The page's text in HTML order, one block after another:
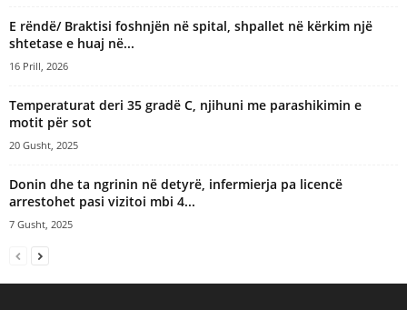
E rëndë/ Braktisi foshnjën në spital, shpallet në kërkim një
shtetase e huaj në...
16 Prill, 2026
Temperaturat deri 35 gradë C, njihuni me parashikimin e
motit për sot
20 Gusht, 2025
Donin dhe ta ngrinin në detyrë, infermierja pa licencë
arrestohet pasi vizitoi mbi 4...
7 Gusht, 2025